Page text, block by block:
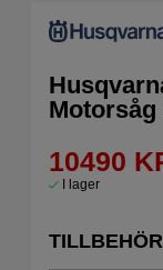
Motorsåg
10490
I lager